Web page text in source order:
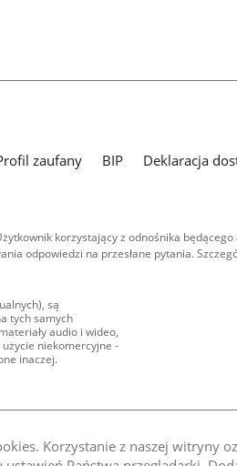
Korzystanie z naszej witryny
zaufany BIP
Deklaracja
korzystający z odnośnika
odpowiedzi na przesłane pytania.
są
tych samych
audio i wideo,
niekomercyjne -
inaczej.